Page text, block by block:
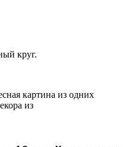
круг.
картина из одних